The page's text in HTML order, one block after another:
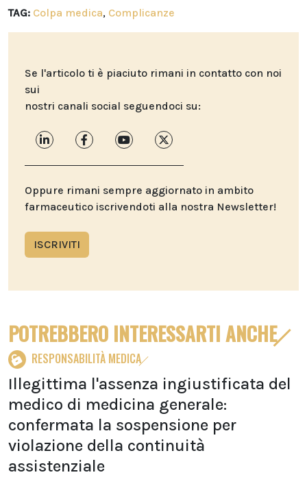
TAG: Colpa medica, Complicanze
Se l'articolo ti è piaciuto rimani in contatto con noi
sui
nostri canali social seguendoci su:
Oppure rimani sempre aggiornato in ambito
farmaceutico iscrivendoti alla nostra Newsletter!
ISCRIVITI
POTREBBERO INTERESSARTI ANCHE
RESPONSABILITÀ MEDICA
Illegittima l'assenza ingiustificata del
medico di medicina generale:
confermata la sospensione per
violazione della continuità
assistenziale